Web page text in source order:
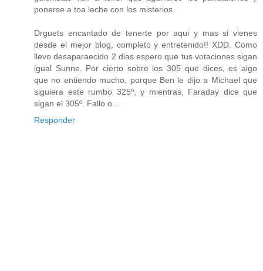
ponerse a toa leche con los misterios.
Drguets encantado de tenerte por aqui y mas si vienes
desde el mejor blog, completo y entretenido!! XDD. Como
llevo desaparaecido 2 dias espero que tus votaciones sigan
igual Sunne. Por cierto sobre los 305 que dices, es algo
que no entiendo mucho, porque Ben le dijo a Michael que
siguiera este rumbo 325º, y mientras, Faraday dice que
sigan el 305º. Fallo o...
Responder